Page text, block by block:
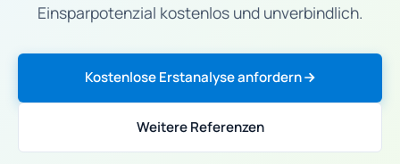
Einsparpotenzial kostenlos und unverbindlich.
Kostenlose Erstanalyse anfordern
Weitere Referenzen